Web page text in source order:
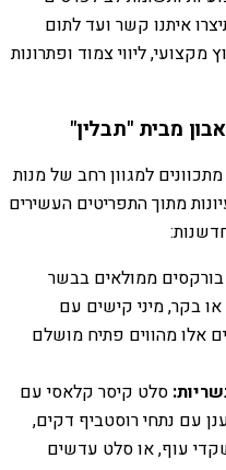
איתנו קשר ועד לתום
מקצועי, ליווי צמוד ופתרונות
מבית "תבלין"
למגוון רחב של מנות
מתוך התפריטים העשירים
בורקסים ממולאים בבשר
בקר, מיני קישים עם
אלו מהווים פתיח מושלם
סלט קיסר קלאסי עם
עם נתחי רוסטביף דקים,
עוף, או סלט עדשים